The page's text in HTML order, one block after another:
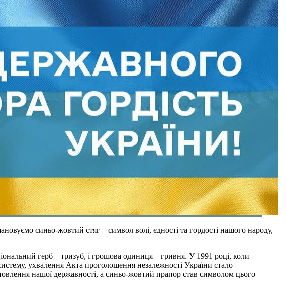
синьо-жовтий стяг – символ волі, єдності та гордості нашого народу,
герб – тризуб, і грошова одиниця – гривня. У 1991 році, коли
ухвалення Акта проголошення незалежності України стало
нашої державності, а синьо-жовтий прапор став символом цього